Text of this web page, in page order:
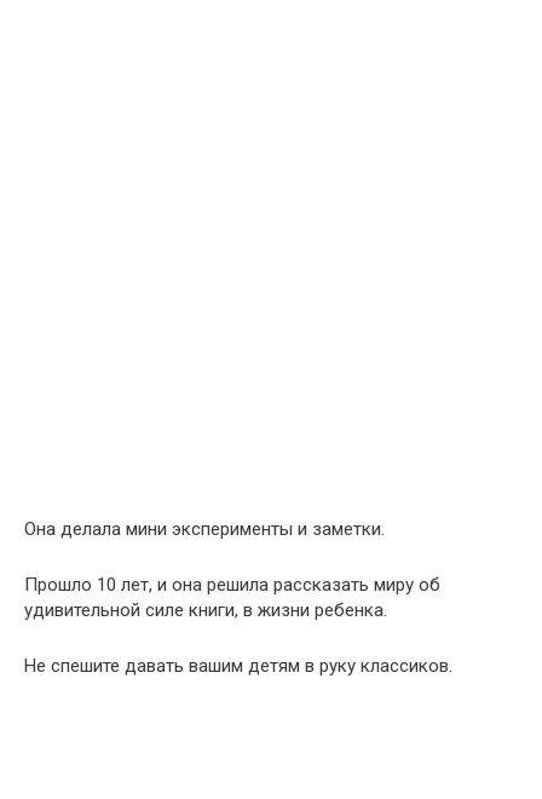
Она делала мини эксперименты и заметки.
Прошло 10 лет, и она решила рассказать миру об
удивительной силе книги, в жизни ребенка.
Не спешите давать вашим детям в руку классиков.